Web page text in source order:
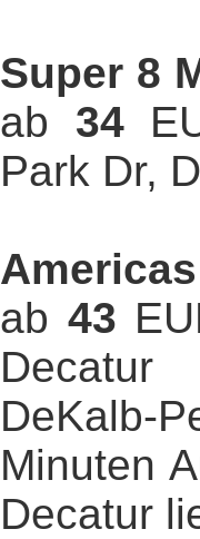
Super 8
ab 34
Park Dr,
ab 43
Decatur
Minuten
Decatur